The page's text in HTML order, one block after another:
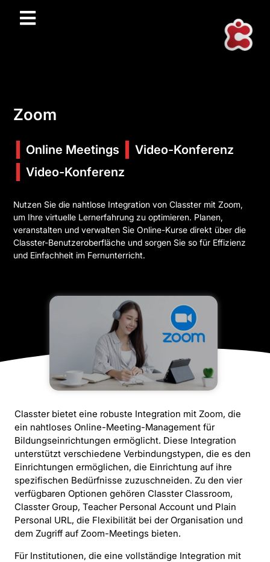
Zoom
Online Meetings
Video-Konferenz
Video-Konferenz
Nutzen Sie die nahtlose Integration von Classter mit Zoom,
um Ihre virtuelle Lernerfahrung zu optimieren. Planen,
veranstalten und verwalten Sie Online-Kurse direkt über die
Classter-Benutzeroberfläche und sorgen Sie so für Effizienz
und Einfachheit im Fernunterricht.
Classter bietet eine robuste Integration mit Zoom, die
ein nahtloses Online-Meeting-Management für
Bildungseinrichtungen ermöglicht. Diese Integration
unterstützt verschiedene Verbindungstypen, die es den
Einrichtungen ermöglichen, die Einrichtung auf ihre
spezifischen Bedürfnisse zuzuschneiden. Zu den vier
verfügbaren Optionen gehören Classter Classroom,
Classter Group, Teacher Personal Account und Plain
Personal URL, die Flexibilität bei der Organisation und
dem Zugriff auf Zoom-Meetings bieten.
Für Institutionen, die eine vollständige Integration mit